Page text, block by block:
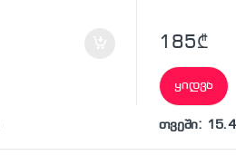
185₾
ყიდვა
თვეში: